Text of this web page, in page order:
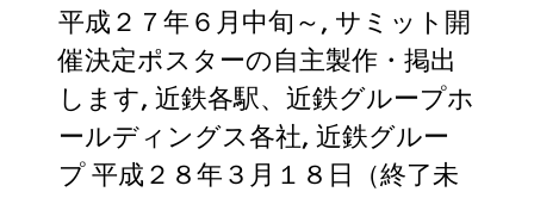
平成２７年６月中旬～, サミット開
催決定ポスターの自主製作・掲出
します, 近鉄各駅、近鉄グループホ
ールディングス各社, 近鉄グルー
プ 平成２８年３月１８日（終了未